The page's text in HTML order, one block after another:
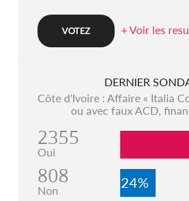
+ Voir les
DERNIER
Côte d'Ivoire : Affaire « Italia
ou avec faux ACD,
2355
Oui
808
Non 24%